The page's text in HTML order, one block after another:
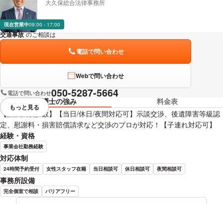
大久保総合法律事務所
現在営業中09:00 - 17:00
交通事故 のご相談は
電話で問い合わせ
Webで問い合わせ
電話で問い合わせ050-5287-5664
弁護士の強み
料金表
【解決実績多数】【当日/休日/夜間対応可】示談交渉、後遺障害等級認
定、慰謝料・損害賠償請求など交渉のプロが対応！【子連れ対応可】
経験・資格
事業会社勤務経験
対応体制
24時間予約受付 女性スタッフ在籍 当日相談可 休日相談可 夜間相談可
事務所設備
完全個室で相談 バリアフリー
視覚的に省略されている要素を
もっと見る